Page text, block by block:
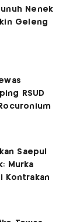
Nenek
Geleng
RSUD
Saepul
Murka
Kontrakan